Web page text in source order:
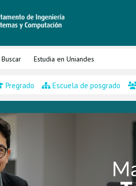
Buscar Estudia en Uniandes
Pregrado Escuela de posgrado